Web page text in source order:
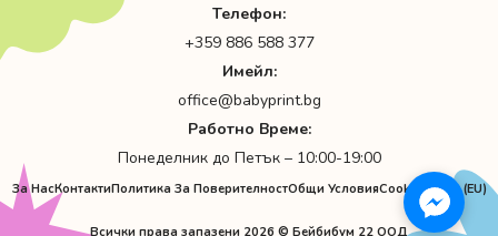
Телефон:
+359 886 588 377
Имейл:
office@babyprint.bg
Работно Време:
Понеделник до Петък – 10:00-19:00
За НасКонтактиПолитика За ПоверителностОбщи УсловияCookie Policy (EU)
Всички права запазени 2026 © Бейбибум 22 ООД